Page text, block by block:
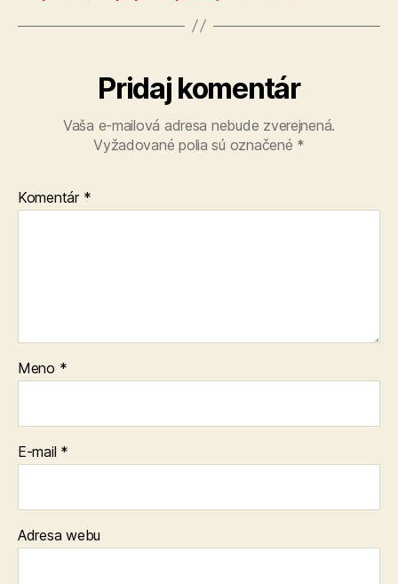
Pridaj komentár
Vaša e-mailová adresa nebude zverejnená.
Vyžadované polia sú označené *
Komentár *
Meno *
E-mail *
Adresa webu